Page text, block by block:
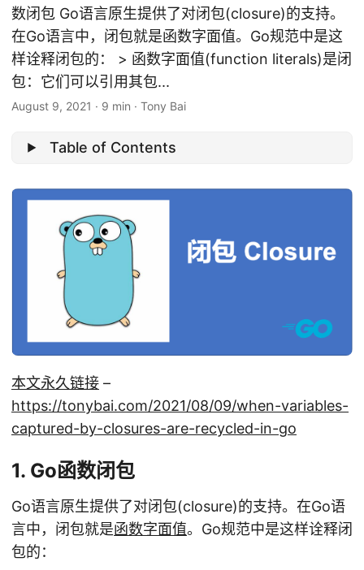
数闭包 Go语言原生提供了对闭包(closure)的支持。
在Go语言中，闭包就是函数字面值。Go规范中是这
样诠释闭包的： > 函数字面值(function literals)是闭
包：它们可以引用其包...
August 9, 2021 · 9 min · Tony Bai
Table of Contents
本文永久链接 –
https://tonybai.com/2021/08/09/when-variables-
captured-by-closures-are-recycled-in-go
1. Go函数闭包
Go语言原生提供了对闭包(closure)的支持。在Go语
言中，闭包就是函数字面值。Go规范中是这样诠释闭
包的：